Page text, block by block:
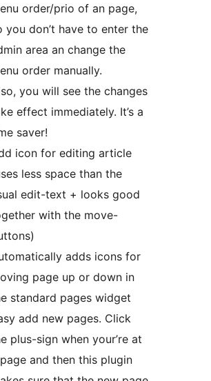
order/prio of an page,
you don’t have to enter the
area an change the
order manually.
you will see the changes
effect immediately. It’s a
saver!
icon for editing article
less space than the
edit-text + looks good
with the move-
adds icons for
page up or down in
standard pages widget
add new pages. Click
plus-sign when your’re at
and then this plugin